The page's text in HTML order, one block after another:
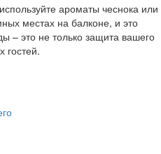
ароматы чеснока или
местах на балконе, и это
– это не только защита вашего
гостей.